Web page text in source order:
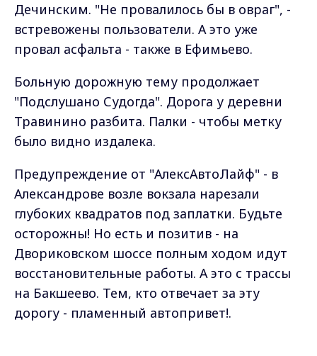
Дечинским. "Не провалилось бы в овраг", -
встревожены пользователи. А это уже
провал асфальта - также в Ефимьево.
Больную дорожную тему продолжает
"Подслушано Судогда". Дорога у деревни
Травинино разбита. Палки - чтобы метку
было видно издалека.
Предупреждение от "АлексАвтоЛайф" - в
Александрове возле вокзала нарезали
глубоких квадратов под заплатки. Будьте
осторожны! Но есть и позитив - на
Двориковском шоссе полным ходом идут
восстановительные работы. А это с трассы
на Бакшеево. Тем, кто отвечает за эту
дорогу - пламенный автопривет!.